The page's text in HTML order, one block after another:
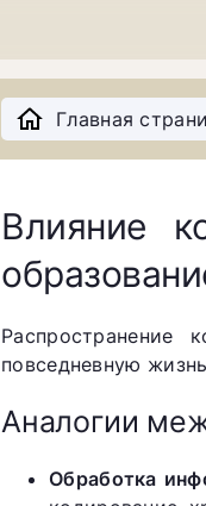
Главная
Влияние
Распространение
повседневную
Аналогии
Обработка